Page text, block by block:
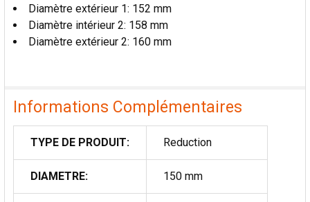
LA
SÉLECTION
Diamètre extérieur 1: 152 mm
Diamètre intérieur 2: 158 mm
Diamètre extérieur 2: 160 mm
Informations Complémentaires
TYPE DE PRODUIT: Reduction
DIAMETRE: 150 mm